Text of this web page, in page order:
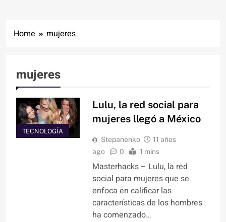
Home mujeres
mujeres
TECNOLOGÍA
Lulu, la red social para
mujeres llegó a México
Stepanenko
11 años
ago
0 1 mins
Masterhacks – Lulu, la red
social para mujeres que se
enfoca en calificar las
características de los hombres
ha comenzado…